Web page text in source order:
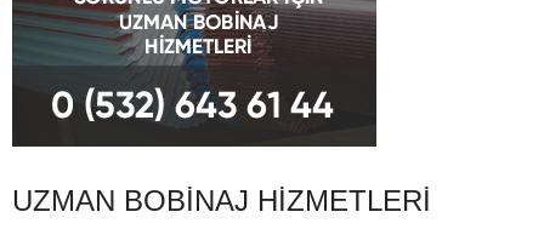
UZMAN BOBINAJ HIZMETLERI